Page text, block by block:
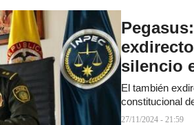
silencio
El también
constitucional
27/11/2024 - 21:59